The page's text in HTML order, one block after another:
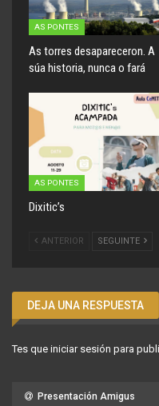
AS PONTES
As torres desapareceron. A
súa historia, nunca o fará
AS PONTES
Dixitic’s
ANTERIOR SEGUINTE
DEJA UNA RESPUESTA
Tes que iniciar sesión para
Presentación Amigus